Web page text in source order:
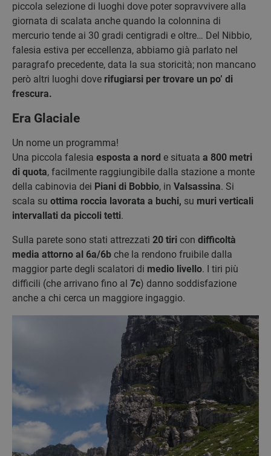
piccola selezione di luoghi dove poter sopravvivere alla
giornata di scalata anche quando la colonnina di
mercurio tende ai 30 gradi centigradi e oltre… Del Nibbio,
falesia estiva per eccellenza, abbiamo già parlato nel
paragrafo precedente, data la sua storicità; non mancano
però altri luoghi dove rifugiarsi per trovare un po’ di
frescura.
Era Glaciale
Un nome un programma!
Una piccola falesia esposta a nord e situata a 800 metri
di quota, facilmente raggiungibile dalla stazione a monte
della cabinovia dei Piani di Bobbio, in Valsassina. Si
scala su ottima roccia lavorata a buchi, su muri verticali
intervallati da piccoli tetti.
Sulla parete sono stati attrezzati 20 tiri con difficoltà
media attorno al 6a/6b che la rendono fruibile dalla
maggior parte degli scalatori di medio livello. I tiri più
difficili (che arrivano fino al 7c) danno soddisfazione
anche a chi cerca un maggiore ingaggio.